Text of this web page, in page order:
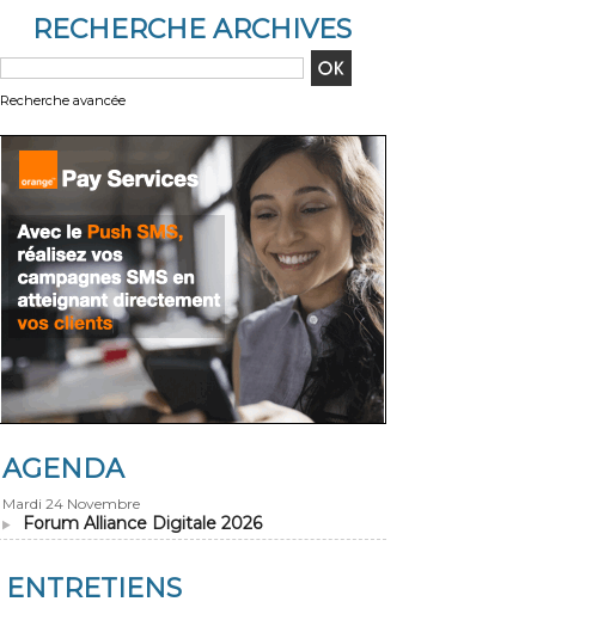
RECHERCHE ARCHIVES
Recherche avancée
AGENDA
Mardi 24 Novembre
Forum Alliance Digitale 2026
ENTRETIENS